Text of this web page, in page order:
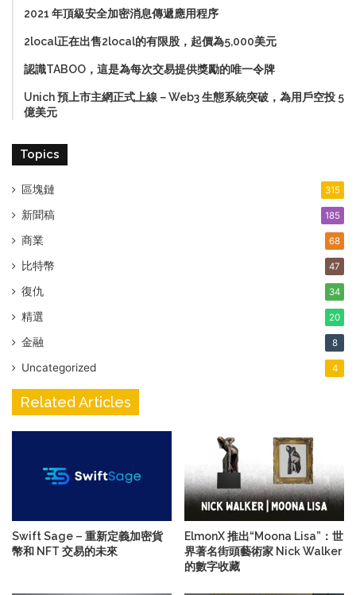
2021 年頂級安全加密消息傳遞應用程序
2local正在出售2local的有限股，起價為5,000美元
認識TABOO，這是為每次交易提供獎勵的唯一令牌
Unich 預上市主網正式上線－Web3 生態系統突破，為用戶空投 5
億美元
Topics
區塊鏈 315
新聞稿 185
商業 68
比特幣 47
復仇 34
精選 20
金融 8
Uncategorized 4
Related Articles
Swift Sage – 重新定義加密貨
幣和 NFT 交易的未來
ElmonX 推出“Moona Lisa”：世
界著名街頭藝術家 Nick Walker
的數字收藏